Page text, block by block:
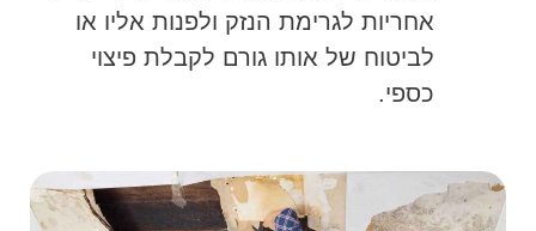
אחריות לגרימת הנזק ולפנות אליו או
לביטוח של אותו גורם לקבלת פיצוי
כספי.